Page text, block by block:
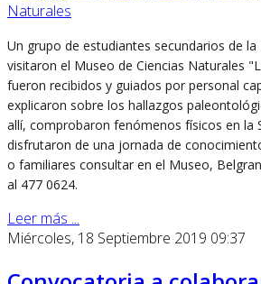
Un grupo de estudiantes secundarios de la
visitaron el Museo de Ciencias Naturales
fueron recibidos y guiados por personal
explicaron sobre los hallazgos
allí, comprobaron fenómenos físicos en la
disfrutaron de una jornada de
o familiares consultar en el Museo,
al 477 0624.
Leer más ...
Miércoles, 18 Septiembre 2019 09:37